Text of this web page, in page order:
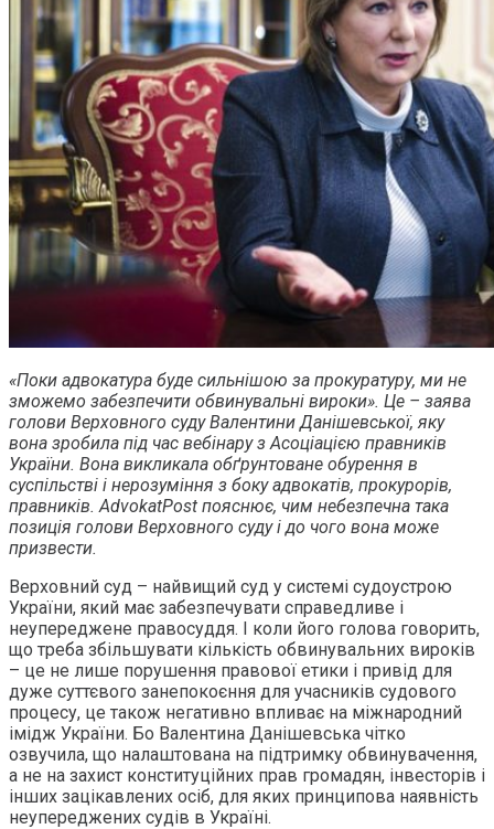
«Поки адвокатура буде сильнішою за прокуратуру, ми не
зможемо забезпечити обвинувальні вироки». Це – заява
голови Верховного суду Валентини Данішевської, яку
вона зробила під час вебінару з Асоціацією правників
України. Вона викликала обґрунтоване обурення в
суспільстві і нерозуміння з боку адвокатів, прокурорів,
правників. AdvokatPost пояснює, чим небезпечна така
позиція голови Верховного суду і до чого вона може
призвести.
Верховний суд – найвищий суд у системі судоустрою
України, який має забезпечувати справедливе і
неупереджене правосуддя. І коли його голова говорить,
що треба збільшувати кількість обвинувальних вироків
– це не лише порушення правової етики і привід для
дуже суттєвого занепокоєння для учасників судового
процесу, це також негативно впливає на міжнародний
імідж України. Бо Валентина Данішевська чітко
озвучила, що налаштована на підтримку обвинувачення,
а не на захист конституційних прав громадян, інвесторів і
інших зацікавлених осіб, для яких принципова наявність
неупереджених судів в Україні.